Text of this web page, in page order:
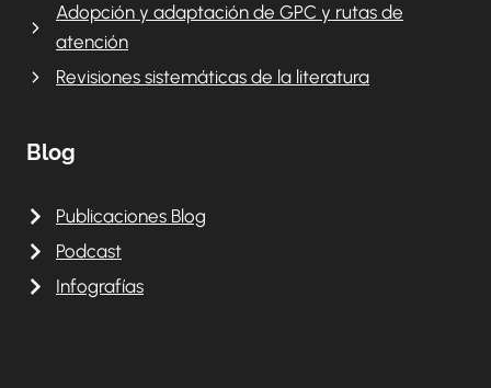
Adopción y adaptación de GPC y rutas de
atención
Revisiones sistemáticas de la literatura
Blog
Publicaciones Blog
Podcast
Infografías